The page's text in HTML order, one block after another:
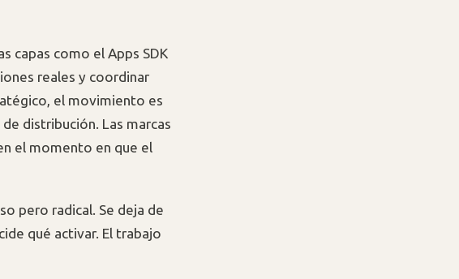
capas como el Apps SDK
reales y coordinar
el movimiento es
distribución. Las marcas
el momento en que el
pero radical. Se deja de
qué activar. El trabajo